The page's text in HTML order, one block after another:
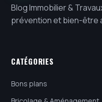
Blog Immobilier &
prévention et bien-être
CATÉGORIES
Bons plans